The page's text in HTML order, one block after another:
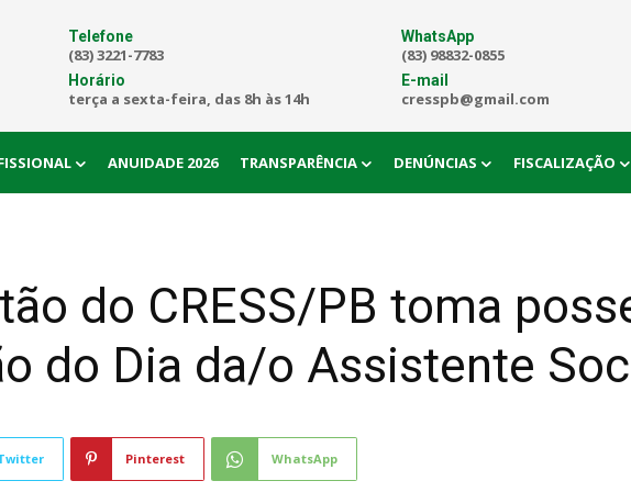
Telefone
(83) 3221-7783
Horário
terça a sexta-feira, das 8h às 14h
WhatsApp
(83) 98832-0855
E-mail
cresspb@gmail.com
ANUIDADE 2026 TRANSPARÊNCIA DENÚNCIAS FISCALIZAÇÃO
do CRESS/PB toma
do Dia da/o Assistente
Pinterest WhatsApp